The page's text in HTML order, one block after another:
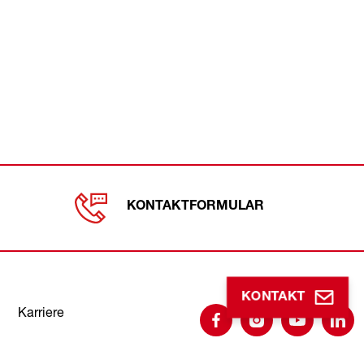
KONTAKT
KONTAKTFORMULAR
Karriere
Follow us